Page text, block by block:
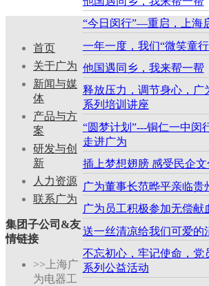
“今日闵行”—重启，上海
一年一度，我们“微笑童
他国遇同乡，我来帮一帮
释放压力，调节身心，广
系列培训讲座
“圆梦计划”---铜仁一中闵
走进广为
插上梦想翅膀 感受民企文
广为董事长范晔平亲临贵
广为员工积极参加无偿献
送一丝清凉给我们可爱的
不忘初心，牢记使命，党
系列公益活动
首页
关于广为
新闻与媒
体
产品与方
案
研发与创
新
人力资源
联系广为
集团子公司&友
情链接
>>上海广
为电器工